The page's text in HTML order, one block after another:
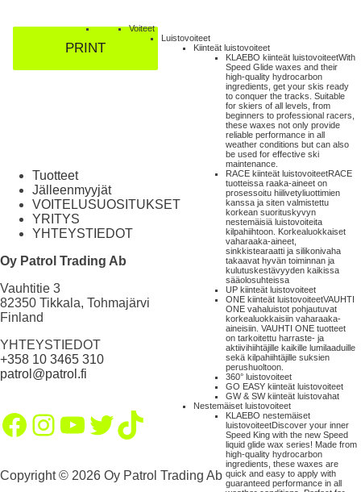
Voiteet
Luistovoiteet
Kiinteät luistovoiteet
KLAEBO kiinteät luistovoiteetWith
Speed Glide waxes and their
high-quality hydrocarbon
ingredients, get your skis ready
to conquer the tracks. Suitable
for skiers of all levels, from
beginners to professional racers,
these waxes not only provide
reliable performance in all
weather conditions but can also
be used for effective ski
maintenance.
RACE kiinteät luistovoiteetRACE
tuotteissa raaka-aineet on
prosessoitu hiilivetyliuottimien
kanssa ja siten valmistettu
korkean suorituskyvyn
nestemäisiä luistovoiteita
kilpahiihtoon. Korkealuokkaiset
vaharaaka-aineet,
sinkkistearaatti ja silikonivaha
takaavat hyvän toiminnan ja
kulutuskestävyyden kaikissa
sääolosuhteissa
UP kiinteät luistovoiteet
ONE kiinteät luistovoiteetVAUHTI
ONE vahaluistot pohjautuvat
korkealuokkaisiin vaharaaka-
aineisiin. VAUHTI ONE tuotteet
on tarkoitettu harraste- ja
aktiivihiihtäjille kaikille lumilaaduille
sekä kilpahiihtäjille suksien
perushuoltoon.
360° luistovoiteet
GO EASY kiinteät luistovoiteet
GW & SW kiinteät luistovahat
Nestemäiset luistovoiteet
KLAEBO nestemäiset
luistovoiteetDiscover your inner
Speed King with the new Speed
liquid glide wax series! Made from
high-quality hydrocarbon
ingredients, these waxes are
quick and easy to apply with
guaranteed performance in all
PRINT
Tuotteet
Jälleenmyyjät
VOITELUSUOSITUKSET
YRITYS
YHTEYSTIEDOT
Oy Patrol Trading Ab
Vauhtitie 3
82350 Tikkala, Tohmajärvi
Finland
YHTEYSTIEDOT
+358 10 3465 310
patrol@patrol.fi
Facebook
Instagram
YouTube
Twitter
TikTok
Copyright © 2026 Oy Patrol Trading Ab